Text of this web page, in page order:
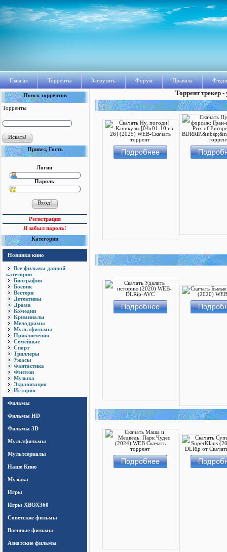
Главная Торренты Загрузить Форум Правила
Поиск торрентов
Торренты
Привет, Гость
Логин:
Пароль:
Регистрация
Я забыл пароль!
Категории
Новинки кино
Все фильмы данной
категории
Биография
Боевик
Вестерн
Детективы
Драма
Комедии
Криминалы
Мелодрамы
Мультфильмы
Приключения
Семейные
Спорт
Триллеры
Ужасы
Фантастика
Фэнтези
Музыка
Экранизация
История
Фильмы
Фильмы HD
Фильмы 3D
Мультфильмы
Мультсериалы
Наше Кино
Музыка
Игры
Игры ХВОХ360
Cоветские фильмы
Военные фильмы
Азиатские фильмы
Торрент трекер